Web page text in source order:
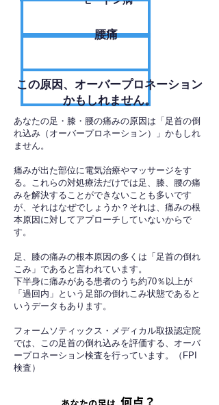
腰痛
​この原因、オーバープロネーション
かもしれません。
あなたの足・膝・腰の痛みの原因は「足首の倒
れ込み（オーバープロネーション）」かもしれ
ません。
痛みが出た部位に電気治療やマッサージをす
る。これらの対処療法だけでは足、膝、腰の痛
みを解決することができないことも多いです
が、それはなぜでしょうか？それは、痛みの根
本原因に対してアプローチしていないからで
す。
足、膝の痛みの根本原因の多くは「足首の倒れ
こみ」であると言われています。
下半身に痛みがある患者のうち約70％以上が
「過回内」という足部の倒れこみ状態であると
いうデータもあります。
フォームソティックス・メディカル取扱認定院
では、この足首の倒れ込みを評価する、オーバ
ープロネーション検査を行っています。（FPI
検査）​